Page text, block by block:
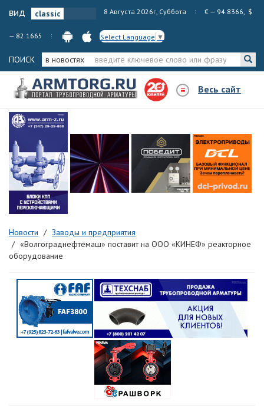
вид 8 Августа 2026г, Суббота € — 94.8366, $
— 82.1665 Select Language ▼
ПОИСК в новостях
Весь сайт
Новости
Заводы и предприятия
«Волгограднефтемаш» поставит на ООО «КИНЕФ» реакторное
оборудование